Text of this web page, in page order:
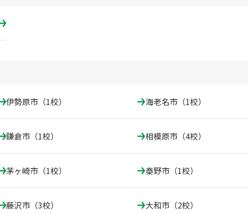
伊勢原市（1校） 海老名市（1校）
鎌倉市（1校） 相模原市（4校）
茅ヶ崎市（1校） 秦野市（1校）
藤沢市（3校） 大和市（2校）